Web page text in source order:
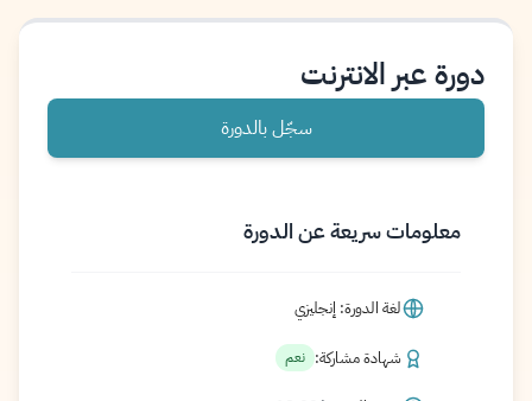
دورة عبر الانترنت
سجّل بالدورة
معلومات سريعة عن الدورة
لغة الدورة: إنجليزي
شهادة مشاركة: نعم